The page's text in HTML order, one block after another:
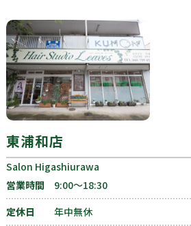
東浦和店
Salon Higashiurawa
営業時間
9:00〜18:30
定休日
年中無休